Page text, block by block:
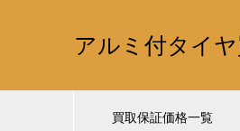
アルミ付タイ
買取保証価格一覧